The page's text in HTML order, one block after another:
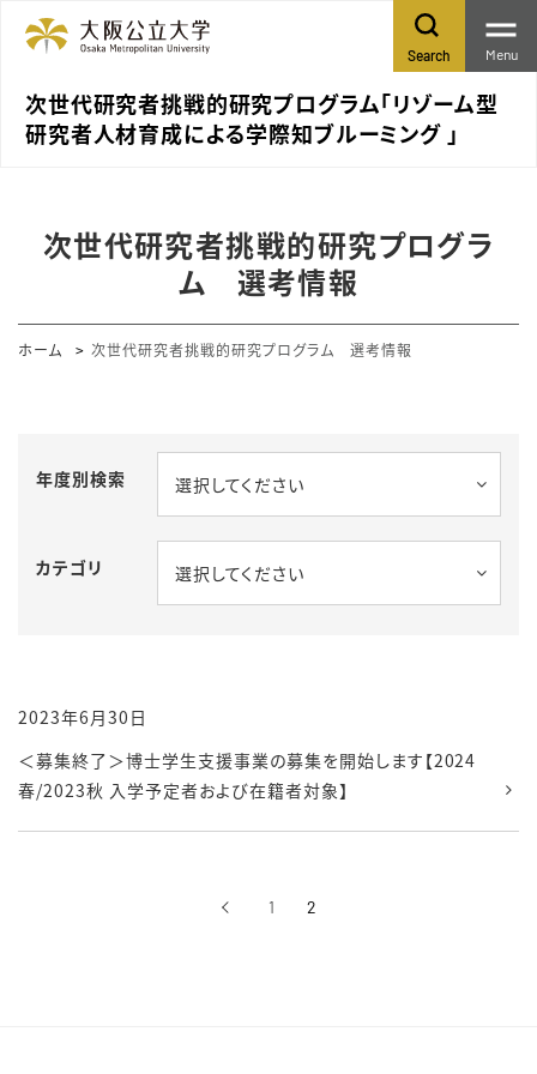
次世代研究者挑戦的研究プログラム「リゾーム型
研究者人材育成による学際知ブルーミング 」
Search Menu
次世代研究者挑戦的研究プログラ
ム 選考情報
ホーム 次世代研究者挑戦的研究プログラム 選考情報
年度別検索 選択してください
カテゴリ 選択してください
2023年6月30日
＜募集終了＞博士学生支援事業の募集を開始します【2024
春/2023秋 入学予定者および在籍者対象】
‹前へ 1 2